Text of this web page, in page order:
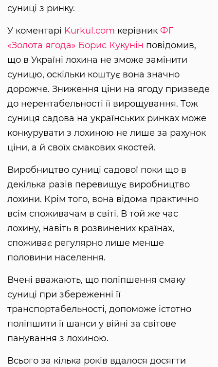
суниці з ринку.
У коментарі Kurkul.com керівник ФГ
«Золота ягода» Борис Кукунін повідомив,
що в Україні лохина не зможе замінити
суницю, оскільки коштує вона значно
дорожче. Зниження ціни на ягоду призведе
до нерентабельності її вирощування. Тож
суниця садова на українських ринках може
конкурувати з лохиною не лише за рахунок
ціни, а й своїх смакових якостей.
Виробництво суниці садової поки що в
декілька разів перевищує виробництво
лохини. Крім того, вона відома практично
всім споживачам в світі. В той же час
лохину, навіть в розвинених країнах,
споживає регулярно лише менше
половини населення.
Вчені вважають, що поліпшення смаку
суниці при збереженні її
транспортабельності, допоможе істотно
поліпшити її шанси у війні за світове
панування з лохиною.
Всього за кілька років вдалося досягти